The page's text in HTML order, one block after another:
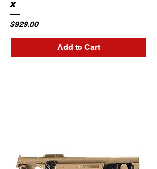
X
Price
$929.00
Add to Cart